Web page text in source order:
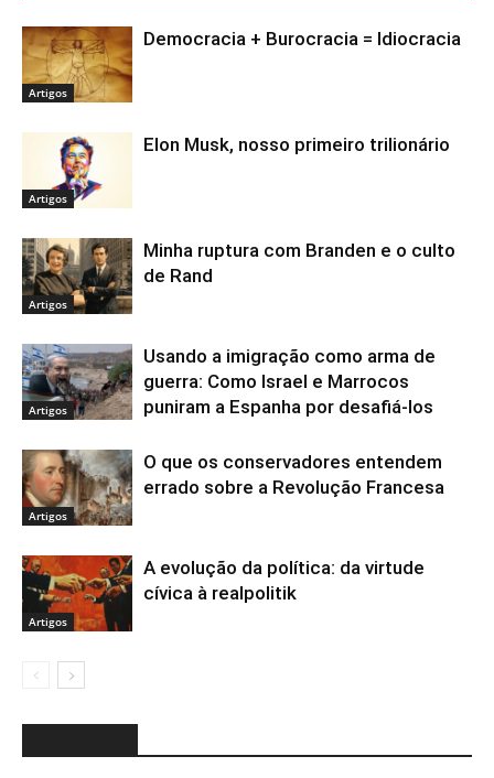
Artigos
Democracia + Burocracia = Idiocracia
Artigos
Elon Musk, nosso primeiro trilionário
Artigos
Minha ruptura com Branden e o culto
de Rand
Artigos
Usando a imigração como arma de
guerra: Como Israel e Marrocos
puniram a Espanha por desafiá-los
Artigos
O que os conservadores entendem
errado sobre a Revolução Francesa
Artigos
A evolução da política: da virtude
cívica à realpolitik